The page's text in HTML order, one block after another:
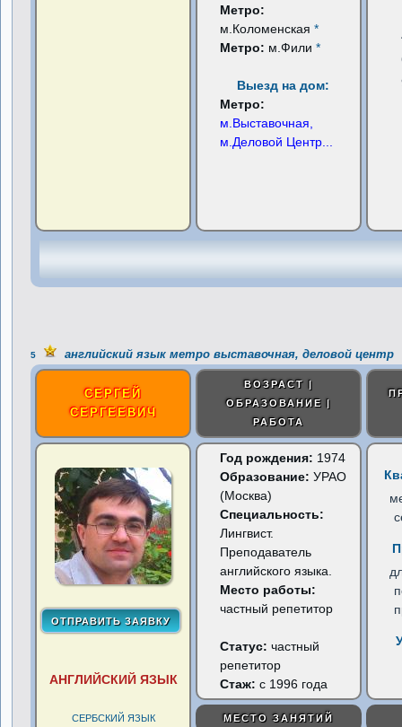
Метро:
м.Коломенская*
Метро: м.Фили*
Выезд на дом:
Метро:
м.Выставочная,
м.Деловой Центр
5 английский язык метро выставочная, деловой центр
СЕРГЕЙ
СЕРГЕЕВИЧ
ВОЗРАСТ |
ОБРАЗОВАНИЕ |
РАБОТА
АНГЛИЙСКИЙ ЯЗЫК
СЕРБСКИЙ ЯЗЫК
Год рождения: 1974
Образование: УРАО
(Москва)
Специальность:
Лингвист.
Преподаватель
английского языка.
Место работы:
частный репетитор
Статус:частный
репетитор
Стаж: с 1996 года
МЕСТО ЗАНЯТИЙ